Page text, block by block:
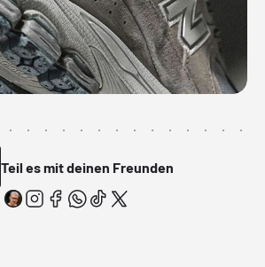
Teil es mit deinen Freunden